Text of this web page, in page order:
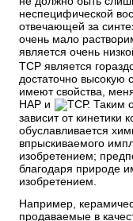
неспецифической
отвечающей за
очень мало
является очень
ТСР является
достаточно высокую
имеют свойства,
НАР и
ТСР. Таким
зависит от кинетики
обуславливается
впрыскиваемого
изобретением;
благодаря природе
изобретением.
Например,
продаваемые в